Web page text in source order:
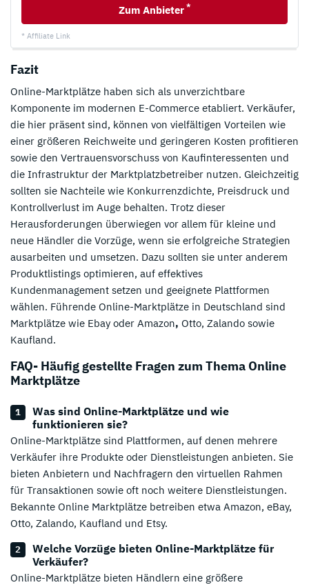
Zum Anbieter *
* Affiliate Link
Fazit
Online-Marktplätze haben sich als unverzichtbare
Komponente im modernen E-Commerce etabliert. Verkäufer,
die hier präsent sind, können von vielfältigen Vorteilen wie
einer größeren Reichweite und geringeren Kosten profitieren
sowie den Vertrauensvorschuss von Kaufinteressenten und
die Infrastruktur der Marktplatzbetreiber nutzen. Gleichzeitig
sollten sie Nachteile wie Konkurrenzdichte, Preisdruck und
Kontrollverlust im Auge behalten. Trotz dieser
Herausforderungen überwiegen vor allem für kleine und
neue Händler die Vorzüge, wenn sie erfolgreiche Strategien
ausarbeiten und umsetzen. Dazu sollten sie unter anderem
Produktlistings optimieren, auf effektives
Kundenmanagement setzen und geeignete Plattformen
wählen. Führende Online-Marktplätze in Deutschland sind
Marktplätze wie Ebay oder Amazon, Otto, Zalando sowie
Kaufland.
FAQ- Häufig gestellte Fragen zum Thema Online
Marktplätze
Was sind Online-Marktplätze und wie
funktionieren sie?
Online-Marktplätze sind Plattformen, auf denen mehrere
Verkäufer ihre Produkte oder Dienstleistungen anbieten. Sie
bieten Anbietern und Nachfragern den virtuellen Rahmen
für Transaktionen sowie oft noch weitere Dienstleistungen.
Bekannte Online Marktplätze betreiben etwa Amazon, eBay,
Otto, Zalando, Kaufland und Etsy.
Welche Vorzüge bieten Online-Marktplätze für
Verkäufer?
Online-Marktplätze bieten Händlern eine größere